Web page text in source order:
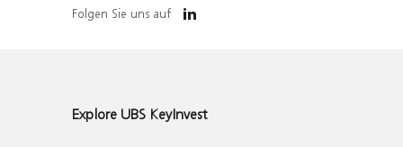
Folgen Sie uns auf
Explore UBS KeyInvest